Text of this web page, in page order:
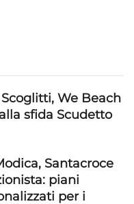
We Beach
sfida Scudetto
Santacroce
piani
per i